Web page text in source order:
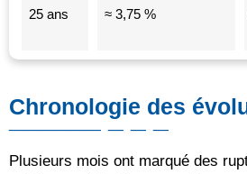
25 ans ≈ 3,75 %
Chronologie des
Plusieurs mois ont marqué des